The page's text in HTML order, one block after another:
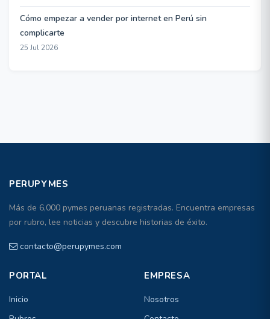
Cómo empezar a vender por internet en Perú sin
complicarte
25 Jul 2026
PERUPYMES
Más de 6,000 pymes peruanas registradas. Encuentra empresas
por rubro, lee noticias y descubre historias de éxito.
contacto@perupymes.com
PORTAL
Inicio
EMPRESA
Nosotros